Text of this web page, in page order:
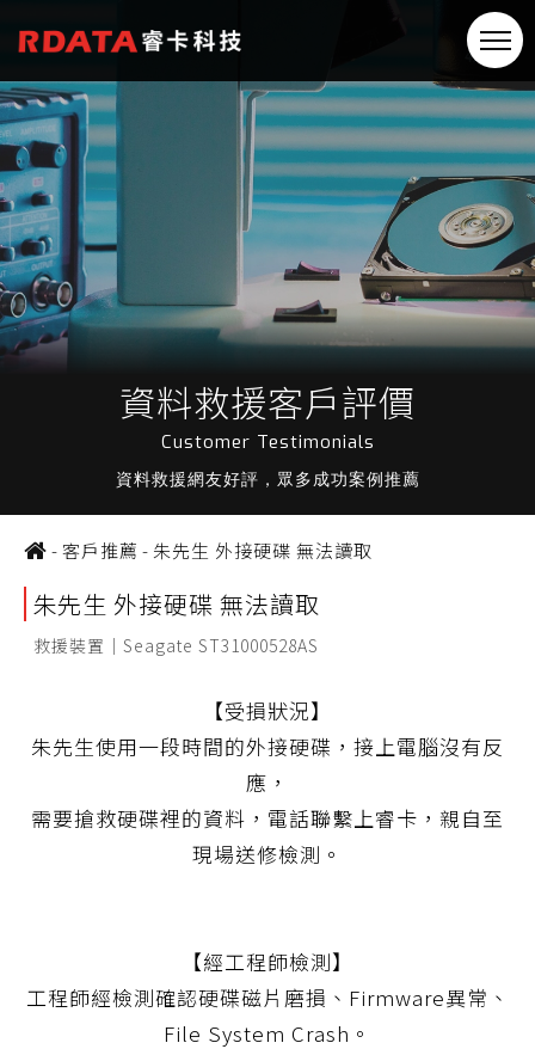
資料救援客戶評價
Customer Testimonials
資料救援網友好評，眾多成功案例推薦
-客戶推薦 - 朱先生 外接硬碟 無法讀取
朱先生 外接硬碟 無法讀取
救援裝置｜Seagate ST31000528AS
【受損狀況】
朱先生使用一段時間的外接硬碟，接上電腦沒有反
應，
需要搶救硬碟裡的資料，電話聯繫上睿卡，親自至
現場送修檢測。
【經工程師檢測】
工程師經檢測確認硬碟磁片磨損、Firmware異常、
File System Crash。